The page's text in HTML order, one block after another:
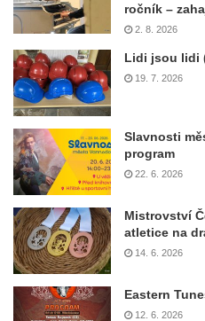
ročník –
2. 8. 2026
Lidi jsou lidi
19. 7. 2026
Slavnosti
program
22. 6. 2026
Mistrovství
atletice na
14. 6. 2026
Eastern
12. 6. 2026